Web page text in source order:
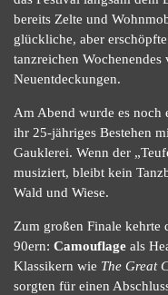
bereits Zelte und
glückliche, aber
tanzreichen
Neuentdeckungen.
Am Abend wurde es noch
ihr 25-jähriges Bestehen
Gauklerei. Wenn der
musiziert, bleibt kein
Wald und Wiese.
Zum großen Finale kehrte
90ern: Camouflage als
Klassikern wie The Great
sorgten für einen